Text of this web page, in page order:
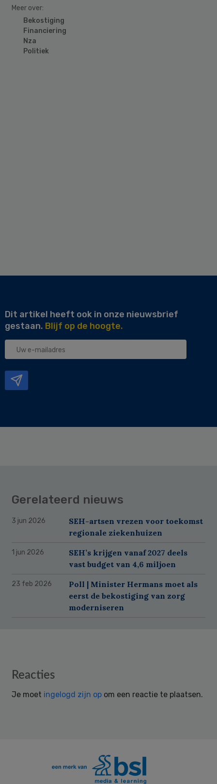
Meer over:
Bekostiging
Financiering
Nza
Politiek
Dit artikel heeft ook in onze nieuwsbrief
gestaan. Blijf op de hoogte.
Uw
Gerelateerd nieuws
3 jun 2026
SEH-artsen vrezen voor toekomst
regionale ziekenhuizen
1 jun 2026
SEH’s krijgen vanaf 2027 deels
vast budget van 4,6 miljoen
23 feb 2026
Poll | Minister Hermans moet als
eerst de bekostiging van zorg
moderniseren
Reader
Reacties
Je moet ingelogd zijn op om een reactie te plaatsen.